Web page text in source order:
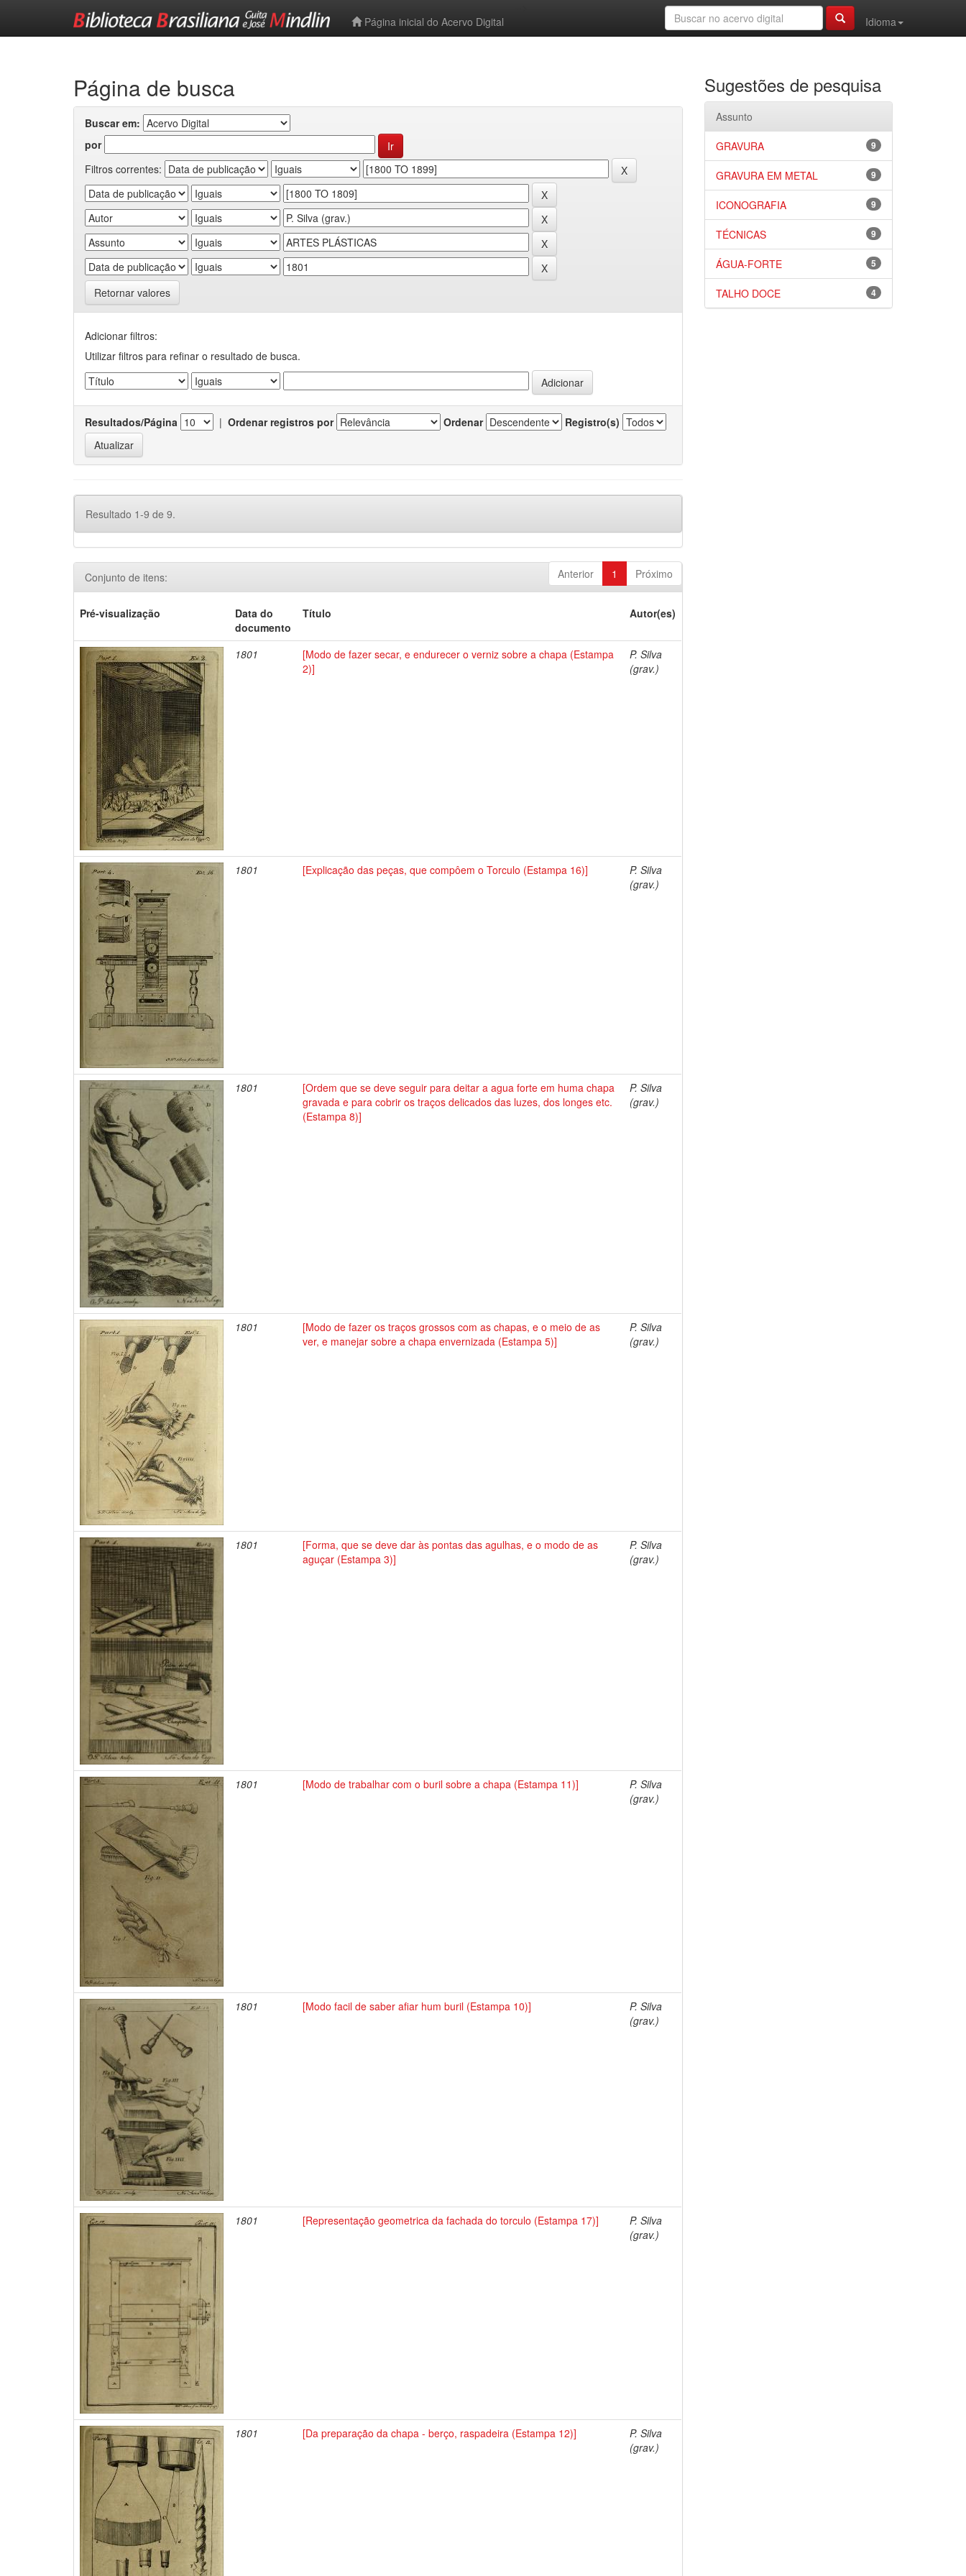
Página inicial do Acervo Digital
Idioma
Página de busca
Buscar em:
por
Filtros correntes:
Retornar valores
Adicionar filtros:
Utilizar filtros para refinar o resultado de busca.
Resultados/Página | Ordenar registros por Ordenar Registro(s)
Resultado 1-9 de 9.
Anterior 1 Próximo
Conjunto de itens:
Pré-visualização
Data do
documento
Título Autor(es)
1801
[Modo de fazer secar, e endurecer o verniz sobre a chapa (Estampa
2)]
P. Silva
(grav.)
1801 [Explicação das peças, que compôem o Torculo (Estampa 16)]
P. Silva
(grav.)
1801
[Ordem que se deve seguir para deitar a agua forte em huma chapa
gravada e para cobrir os traços delicados das luzes, dos longes etc.
(Estampa 8)]
P. Silva
(grav.)
1801
[Modo de fazer os traços grossos com as chapas, e o meio de as
ver, e manejar sobre a chapa envernizada (Estampa 5)]
P. Silva
(grav.)
1801
[Forma, que se deve dar às pontas das agulhas, e o modo de as
aguçar (Estampa 3)]
P. Silva
(grav.)
1801 [Modo de trabalhar com o buril sobre a chapa (Estampa 11)]
P. Silva
(grav.)
1801 [Modo facil de saber afiar hum buril (Estampa 10)]
P. Silva
(grav.)
1801 [Representação geometrica da fachada do torculo (Estampa 17)]
P. Silva
(grav.)
1801 [Da preparação da chapa - berço, raspadeira (Estampa 12)]
P. Silva
(grav.)
Sugestões de pesquisa
Assunto
9
GRAVURA
9
GRAVURA EM METAL
9
ICONOGRAFIA
9
TÉCNICAS
5
ÁGUA-FORTE
4
TALHO DOCE